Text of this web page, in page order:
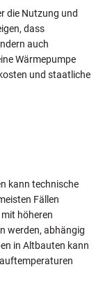
die Nutzung und
dass
auch
Wärmepumpe
und staatliche
kann technische
Fällen
höheren
werden, abhängig
in Altbauten kann